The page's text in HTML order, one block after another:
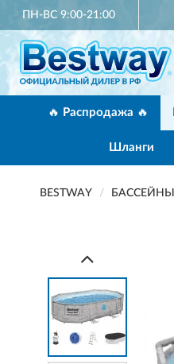
ПН-ВС 9:00-21:00
🔥 Распродажа 🔥
Шланги
BESTWAY БАССЕЙНЫ